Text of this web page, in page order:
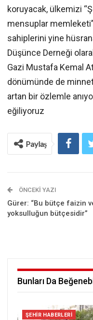
koruyacak, ülkemizi
mensuplar
sahiplerini yine
Düşünce Derneği
Gazi Mustafa Kemal
dönümünde de
artan bir özlemle
eğiliyoruz
Paylaş
ÖNCEKI YAZI
Gürer: “Bu bütçe faizin
yoksulluğun bütçesidir”
Bunları Da
ŞEHIR HABERLERI